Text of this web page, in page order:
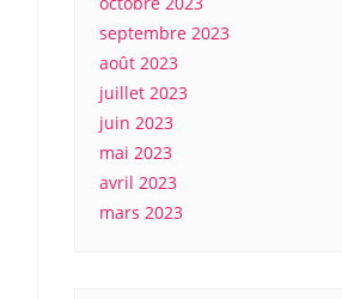
septembre 2023
août 2023
juillet 2023
juin 2023
mai 2023
avril 2023
mars 2023